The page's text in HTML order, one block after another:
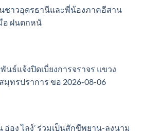
นชาวอุดรธานีและพี่น้องภาคอีสาน
อ ฝนตกหนั
นธ์แจ้งปิดเบี่ยงการจราจร แขวง
มุทรปราการ ขอ 2026-08-06
อ่อง ไลง์’ ร่วมเป็นสักขีพยาน-ลงนาม